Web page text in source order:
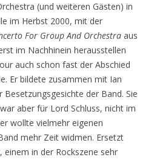
(und weiteren Gästen) in
im Herbst 2000, mit der
For Group And Orchestra aus
im Nachhinein herausstellen
auch schon fast der Abschied
Er bildete zusammen mit Ian
Besetzungsgesichte der Band. Sie
aber für Lord Schluss, nicht im
wollte vielmehr eigenen
mehr Zeit widmen. Ersetzt
in der Rockszene sehr